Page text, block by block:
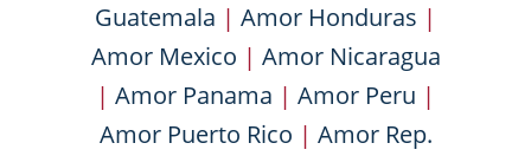
Guatemala | Amor Honduras |
Amor Mexico | Amor Nicaragua
| Amor Panama | Amor Peru |
Amor Puerto Rico | Amor Rep.